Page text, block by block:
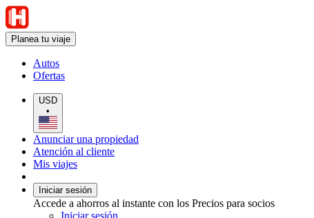
Planea tu viaje
Autos
Ofertas
USD
•
Anunciar una propiedad
Atención al cliente
Mis viajes
Iniciar sesión
Accede a ahorros al instante con los Precios para socios
Iniciar sesión